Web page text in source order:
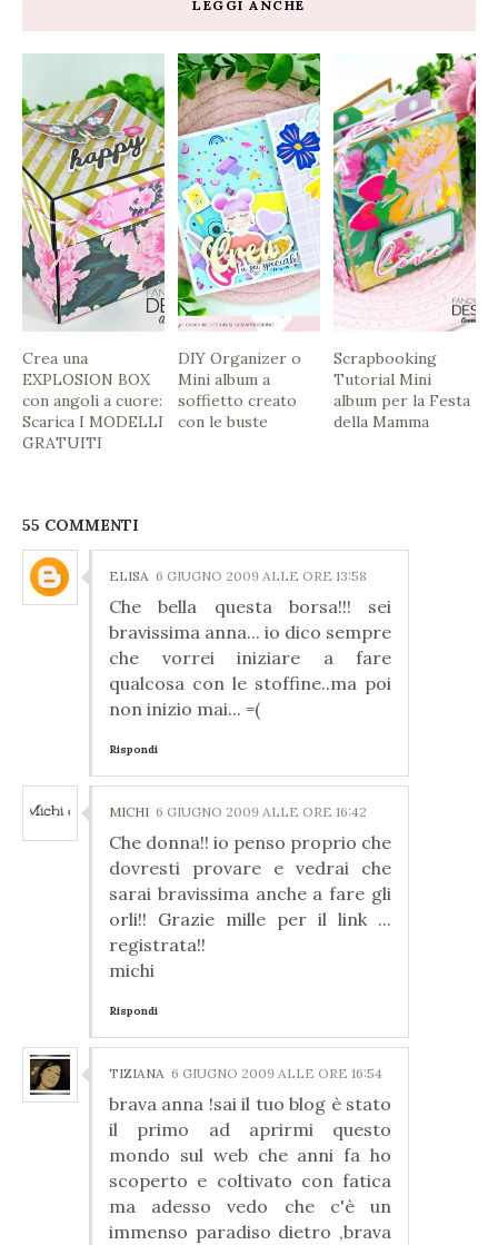
LEGGI ANCHE
Crea una
EXPLOSION BOX
con angoli a cuore:
Scarica I MODELLI
GRATUITI
DIY Organizer o
Mini album a
soffietto creato
con le buste
Scrapbooking
Tutorial Mini
album per la Festa
della Mamma
55 COMMENTI
ELISA 6 GIUGNO 2009 ALLE ORE 13:58
Che bella questa borsa!!! sei
bravissima anna... io dico sempre
che vorrei iniziare a fare
qualcosa con le stoffine..ma poi
non inizio mai... =(
Rispondi
MICHI 6 GIUGNO 2009 ALLE ORE 16:42
Che donna!! io penso proprio che
dovresti provare e vedrai che
sarai bravissima anche a fare gli
orli!! Grazie mille per il link ...
registrata!!
michi
Rispondi
TIZIANA 6 GIUGNO 2009 ALLE ORE 16:54
brava anna !sai il tuo blog è stato
il primo ad aprirmi questo
mondo sul web che anni fa ho
scoperto e coltivato con fatica
ma adesso vedo che c'è un
immenso paradiso dietro ,brava